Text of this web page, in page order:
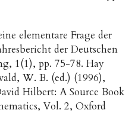
elementare Frage der
der Deutschen
1(1), pp. 75-78. Hay
W. B. (ed.) (1996),
Hilbert: A Source Book
Vol. 2, Oxford